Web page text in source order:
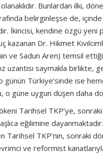
Bunlardan ilki,
belirginleşse de,
İkincisi, kendine özgü
kazanan Dr. Hikmet
ve Sadun Aren) temsil ettiği
uzantısı saymakla
günün Türkiye’sinde ise
o güne uygun düşen daha
Tarihsel TKP’ye,
eğilimine
Tarihsel TKP’nin, sonraki
ve reformist